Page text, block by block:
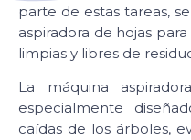
parte de estas tareas,
aspiradora de hojas
limpias y libres de
La máquina
especialmente
caídas de los árboles,